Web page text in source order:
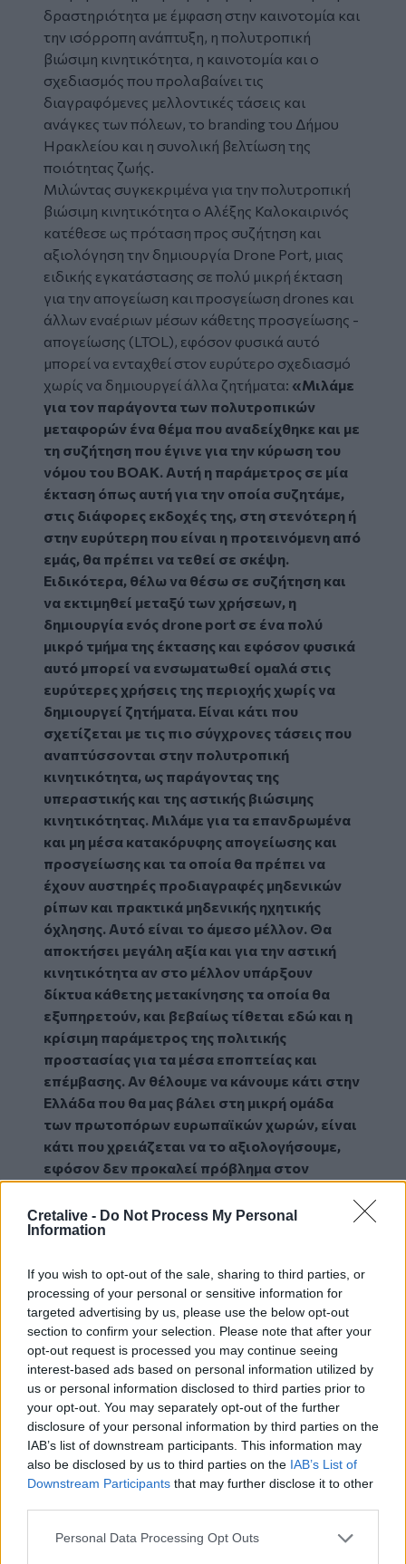
Cretalive - Do Not Process My Personal
Information
If you wish to opt-out of the sale, sharing to third parties, or
processing of your personal or sensitive information for
targeted advertising by us, please use the below opt-out
section to confirm your selection. Please note that after your
opt-out request is processed you may continue seeing
interest-based ads based on personal information utilized by
us or personal information disclosed to third parties prior to
your opt-out. You may separately opt-out of the further
disclosure of your personal information by third parties on the
IAB’s list of downstream participants. This information may
also be disclosed by us to third parties on the IAB’s List of
Downstream Participants that may further disclose it to other
Personal Data Processing Opt Outs
δραστηριότητα με έμφαση στην καινοτομία και
την ισόρροπη ανάπτυξη, η πολυτροπική
βιώσιμη κινητικότητα, η καινοτομία και ο
σχεδιασμός που προλαβαίνει τις
διαγραφόμενες μελλοντικές τάσεις και
ανάγκες των πόλεων, το branding του Δήμου
Ηρακλείου και η συνολική βελτίωση της
ποιότητας ζωής.
Μιλώντας συγκεκριμένα για την πολυτροπική
βιώσιμη κινητικότητα ο Αλέξης Καλοκαιρινός
κατέθεσε ως πρόταση προς συζήτηση και
αξιολόγηση την δημιουργία Drone Port, μιας
ειδικής εγκατάστασης σε πολύ μικρή έκταση
για την απογείωση και προσγείωση drones και
άλλων εναέριων μέσων κάθετης προσγείωσης -
απογείωσης (LTOL), εφόσον φυσικά αυτό
μπορεί να ενταχθεί στον ευρύτερο σχεδιασμό
χωρίς να δημιουργεί άλλα ζητήματα: «Μιλάμε
για τον παράγοντα των πολυτροπικών
μεταφορών ένα θέμα που αναδείχθηκε και με
τη συζήτηση που έγινε για την κύρωση του
νόμου του ΒΟΑΚ. Αυτή η παράμετρος σε μία
έκταση όπως αυτή για την οποία συζητάμε,
στις διάφορες εκδοχές της, στη στενότερη ή
στην ευρύτερη που είναι η προτεινόμενη από
εμάς, θα πρέπει να τεθεί σε σκέψη.
Ειδικότερα, θέλω να θέσω σε συζήτηση και
να εκτιμηθεί μεταξύ των χρήσεων, η
δημιουργία ενός drone port σε ένα πολύ
μικρό τμήμα της έκτασης και εφόσον φυσικά
αυτό μπορεί να ενσωματωθεί ομαλά στις
ευρύτερες χρήσεις της περιοχής χωρίς να
δημιουργεί ζητήματα. Είναι κάτι που
σχετίζεται με τις πιο σύγχρονες τάσεις που
αναπτύσσονται στην πολυτροπική
κινητικότητα, ως παράγοντας της
υπεραστικής και της αστικής βιώσιμης
κινητικότητας. Μιλάμε για τα επανδρωμένα
και μη μέσα κατακόρυφης απογείωσης και
προσγείωσης και τα οποία θα πρέπει να
έχουν αυστηρές προδιαγραφές μηδενικών
ρίπων και πρακτικά μηδενικής ηχητικής
όχλησης. Αυτό είναι το άμεσο μέλλον. Θα
αποκτήσει μεγάλη αξία και για την αστική
κινητικότητα αν στο μέλλον υπάρξουν
δίκτυα κάθετης μετακίνησης τα οποία θα
εξυπηρετούν, και βεβαίως τίθεται εδώ και η
κρίσιμη παράμετρος της πολιτικής
προστασίας για τα μέσα εποπτείας και
επέμβασης. Αν θέλουμε να κάνουμε κάτι στην
Ελλάδα που θα μας βάλει στη μικρή ομάδα
των πρωτοπόρων ευρωπαϊκών χωρών, είναι
κάτι που χρειάζεται να το αξιολογήσουμε,
εφόσον δεν προκαλεί πρόβλημα στον
περιοχής».
Σχετικά και ενδεικτικά, ο Αλέξης Καλοκαιρινός
αναπτύσσονται αυτή τη στιγμή σε ευρωπαϊκές
πόλεις όπως το Αμβούργο της Γερμανίας και το
Κόβεντρυ του Ηνωμένου Βασιλείου.
Επανερχόμενος στον συνολικό σχεδιασμό, ο
Δήμαρχος Ηρακλείου σημείωσε ότι
«Πρέπει
να ληφθεί υπόψη το υφιστάμενο χωροταξικό
- πολεοδομικό περιβάλλον καθώς και οι
επιλεγόμενες προοπτικές μετασχηματισμού
του, με όρους σύνδεσης, συνέχειας και
συμπληρωματικότητας. Η ευρύτερη περιοχή
περιβάλλεται από οικιστική ζώνη, η οποία
ως επί το πλείστον έχει αναπτυχθεί άναρχα,
τη Βιομηχανική Περιοχή Ηρακλείου, το